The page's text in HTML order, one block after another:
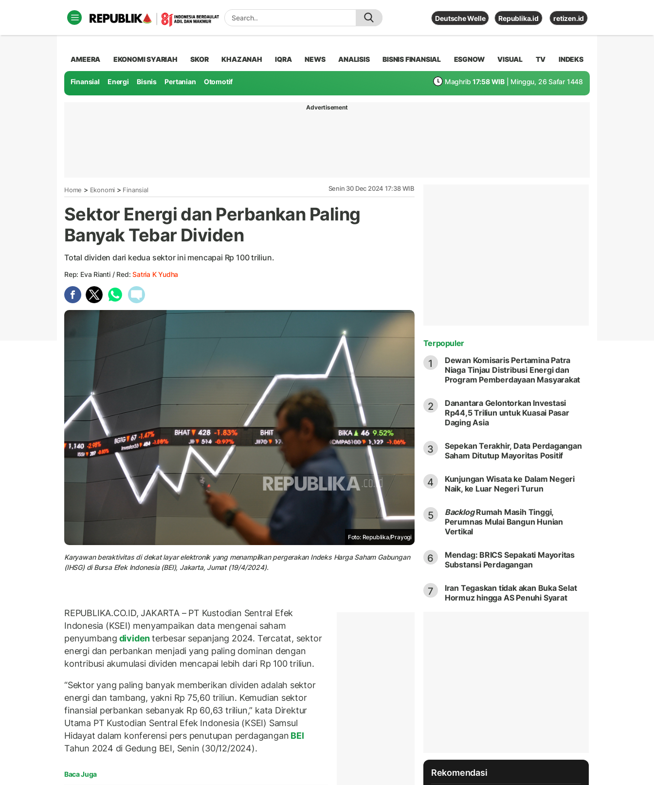
Deutsche Welle Republika.id retizen.id
AMEERA EKONOMI SYARIAH SKOR KHAZANAH IQRA NEWS ANALISIS BISNIS FINANSIAL ESGNOW VISUAL TV INDEKS
Finansial Energi Bisnis Pertanian Otomotif Maghrib 17:58 WIB | Minggu, 26 Safar 1448
Advertisement
Home > Ekonomi > Finansial Senin 30 Dec 2024 17:38 WIB
Sektor Energi dan Perbankan Paling
Banyak Tebar Dividen
Total dividen dari kedua sektor ini mencapai Rp 100 triliun.
Rep: Eva Rianti / Red:Satria K Yudha
Foto: Republika/Prayogi
Karyawan beraktivitas di dekat layar elektronik yang menampilkan pergerakan Indeks Harga Saham Gabungan
(IHSG) di Bursa Efek Indonesia (BEI), Jakarta, Jumat (19/4/2024).
REPUBLIKA.CO.ID, JAKARTA – PT Kustodian Sentral Efek
Indonesia (KSEI) menyampaikan data mengenai saham
penyumbang dividenterbesar sepanjang 2024. Tercatat, sektor
energi dan perbankan menjadi yang paling dominan dengan
kontribusi akumulasi dividen mencapai lebih dari Rp 100 triliun.
“Sektor yang paling banyak memberikan dividen adalah sektor
energi dan tambang, yakni Rp 75,60 triliun. Kemudian sektor
finansial perbankan sebanyak Rp 60,63 triliun,” kata Direktur
Utama PT Kustodian Sentral Efek Indonesia (KSEI) Samsul
Hidayat dalam konferensi pers penutupan perdagangan BEI
Tahun 2024 di Gedung BEI, Senin (30/12/2024).
Baca Juga
Terpopuler
1
Dewan Komisaris Pertamina Patra
Niaga Tinjau Distribusi Energi dan
Program Pemberdayaan Masyarakat
2
Danantara Gelontorkan Investasi
Rp44,5 Triliun untuk Kuasai Pasar
Daging Asia
3
Sepekan Terakhir, Data Perdagangan
Saham Ditutup Mayoritas Positif
4
Kunjungan Wisata ke Dalam Negeri
Naik, ke Luar Negeri Turun
5 BacklogRumah Masih Tinggi,
Perumnas Mulai Bangun Hunian
Vertikal
6
Mendag: BRICS Sepakati Mayoritas
Substansi Perdagangan
7
Iran Tegaskan tidak akan Buka Selat
Hormuz hingga AS Penuhi Syarat
Rekomendasi